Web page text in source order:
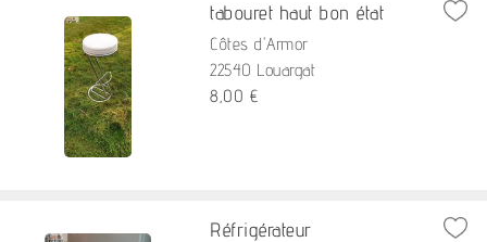
tabouret haut bon état
Côtes d'Armor
22540 Louargat
8,00 €
Réfrigérateur